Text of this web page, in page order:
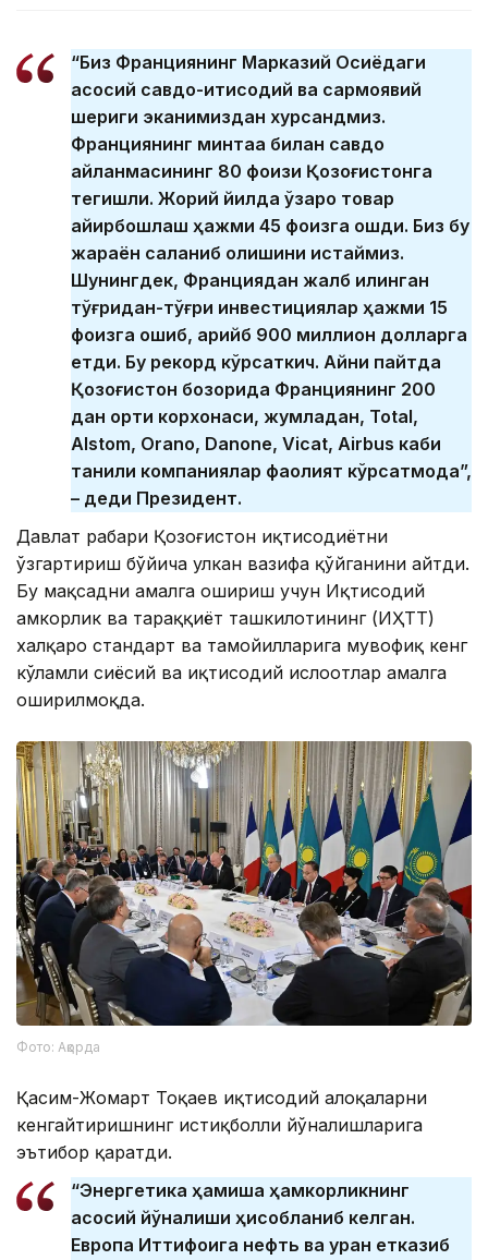
“Биз Франциянинг Марказий Осиёдаги
асосий савдо-иқтисодий ва сармоявий
шериги эканимиздан хурсандмиз.
Франциянинг минтақа билан савдо
айланмасининг 80 фоизи Қозоғистонга
тегишли. Жорий йилда ўзаро товар
айирбошлаш ҳажми 45 фоизга ошди. Биз бу
жараён сақланиб қолишини истаймиз.
Шунингдек, Франциядан жалб қилинган
тўғридан-тўғри инвестициялар ҳажми 15
фоизга ошиб, қарийб 900 миллион долларга
етди. Бу рекорд кўрсаткич. Айни пайтда
Қозоғистон бозорида Франциянинг 200
дан ортиқ корхонаси, жумладан, Total,
Alstom, Orano, Danone, Vicat, Airbus каби
таниқли компаниялар фаолият кўрсатмоқда”,
– деди Президент.
Давлат раҳбари Қозоғистон иқтисодиётни
ўзгартириш бўйича улкан вазифа қўйганини айтди.
Бу мақсадни амалга ошириш учун Иқтисодий
ҳамкорлик ва тараққиёт ташкилотининг (ИҲТТ)
халқаро стандарт ва тамойилларига мувофиқ кенг
кўламли сиёсий ва иқтисодий ислоҳотлар амалга
оширилмоқда.
Фото: Ақорда
Қасим-Жомарт Тоқаев иқтисодий алоқаларни
кенгайтиришнинг истиқболли йўналишларига
эътибор қаратди.
“Энергетика ҳамиша ҳамкорликнинг
асосий йўналиши ҳисобланиб келган.
Европа Иттифоқига нефть ва уран етказиб